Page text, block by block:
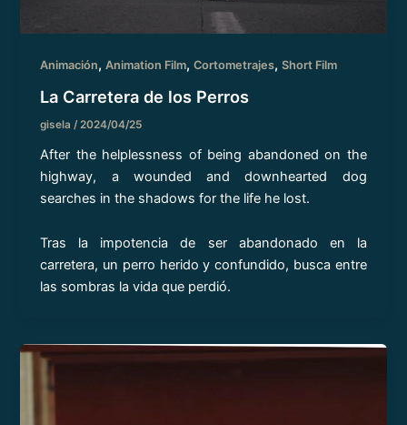
Animación,Animation Film,Cortometrajes,Short Film
La Carretera de los Perros
gisela/2024/04/25
After the helplessness of being abandoned on the
highway, a wounded and downhearted dog
searches in the shadows for the life he lost.
Tras la impotencia de ser abandonado en la
carretera, un perro herido y confundido, busca entre
las sombras la vida que perdió.